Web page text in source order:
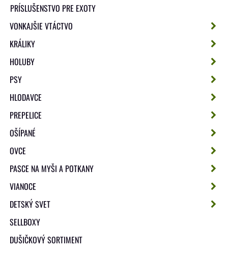
PRÍSLUŠENSTVO PRE EXOTY
VONKAJŠIE VTÁCTVO
KRÁLIKY
HOLUBY
PSY
HLODAVCE
PREPELICE
OŠÍPANÉ
OVCE
PASCE NA MYŠI A POTKANY
VIANOCE
DETSKÝ SVET
SELLBOXY
DUŠIČKOVÝ SORTIMENT